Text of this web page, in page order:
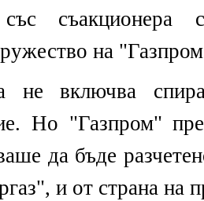
съакционера
на
не включва
Но "Газпром"
да бъде
и от страна на